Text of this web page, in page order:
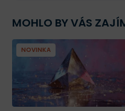
MOHLO BY VÁS
NOVINKA